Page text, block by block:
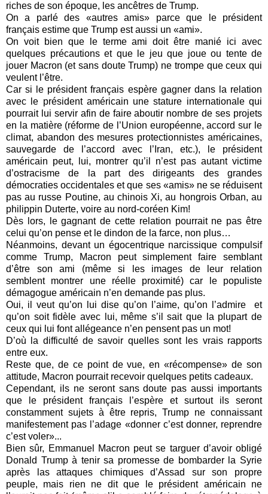
riches de son époque, les ancêtres de Trump.
On a parlé des «autres amis» parce que le président
français estime que Trump est aussi un «ami».
On voit bien que le terme ami doit être manié ici avec
quelques précautions et que le jeu que joue ou tente de
jouer Macron (et sans doute Trump) ne trompe que ceux qui
veulent l’être.
Car si le président français espère gagner dans la relation
avec le président américain une stature internationale qui
pourrait lui servir afin de faire aboutir nombre de ses projets
en la matière (réforme de l’Union européenne, accord sur le
climat, abandon des mesures protectionnistes américaines,
sauvegarde de l’accord avec l’Iran, etc.), le président
américain peut, lui, montrer qu’il n’est pas autant victime
d’ostracisme de la part des dirigeants des grandes
démocraties occidentales et que ses «amis» ne se réduisent
pas au russe Poutine, au chinois Xi, au hongrois Orban, au
philippin Duterte, voire au nord-coréen Kim!
Dès lors, le gagnant de cette relation pourrait ne pas être
celui qu’on pense et le dindon de la farce, non plus…
Néanmoins, devant un égocentrique narcissique compulsif
comme Trump, Macron peut simplement faire semblant
d’être son ami (même si les images de leur relation
semblent montrer une réelle proximité) car le populiste
démagogue américain n’en demande pas plus.
Oui, il veut qu’on lui dise qu’on l’aime, qu’on l’admire et
qu’on soit fidèle avec lui, même s’il sait que la plupart de
ceux qui lui font allégeance n’en pensent pas un mot!
D’où la difficulté de savoir quelles sont les vrais rapports
entre eux.
Reste que, de ce point de vue, en «récompense» de son
attitude, Macron pourrait recevoir quelques petits cadeaux.
Cependant, ils ne seront sans doute pas aussi importants
que le président français l’espère et surtout ils seront
constamment sujets à être repris, Trump ne connaissant
manifestement pas l’adage «donner c’est donner, reprendre
c’est voler»...
Bien sûr, Emmanuel Macron peut se targuer d’avoir obligé
Donald Trump à tenir sa promesse de bombarder la Syrie
après las attaques chimiques d’Assad sur son propre
peuple, mais rien ne dit que le président américain ne